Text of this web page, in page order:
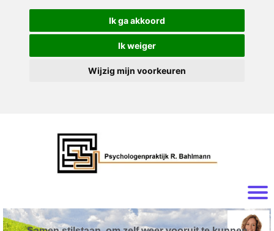
Ik ga akkoord
Ik weiger
Wijzig mijn voorkeuren